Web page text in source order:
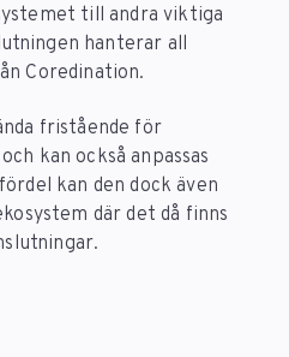
till andra viktiga
hanterar all
Coredination.
fristående för
kan också anpassas
kan den dock även
där det då finns